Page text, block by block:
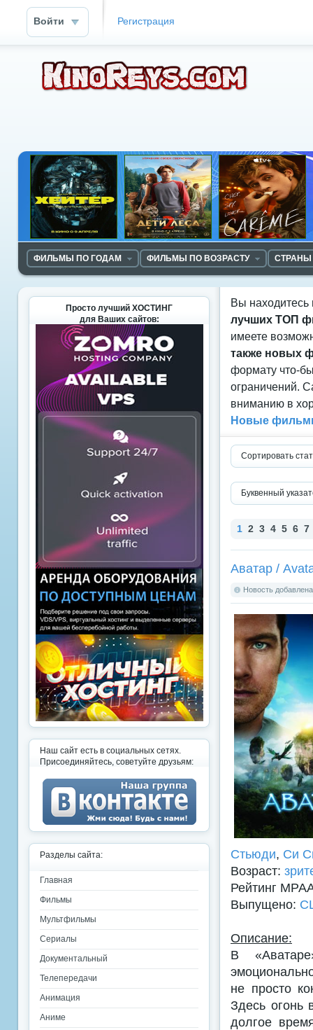
Войти Регистрация
ФИЛЬМЫ ПО ГОДАМ ФИЛЬМЫ ПО ВОЗРАСТУ
Вы находитесь
лучших ТОП
имеете
также новых
формату что-
ограничений.
вниманию в
Новые
Сортировать
Буквенный
1 2 3 4 5 6 7
Аватар /
Новость
Стьюди, Си
Возраст:
Рейтинг
Выпущено:
Описание:
В
не просто
Здесь огонь
долгое
Просто лучший ХОСТИНГ
для Ваших сайтов:
Наш сайт есть в социальных сетях.
Присоединяйтесь, советуйте друзьям:
Разделы сайта:
Главная
Фильмы
Мультфильмы
Сериалы
Документальный
Телепередачи
Анимация
Аниме